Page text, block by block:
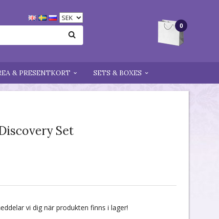
0
& PRESENTKORT SETS & BOXES
Set
vi dig när produkten finns i lager!